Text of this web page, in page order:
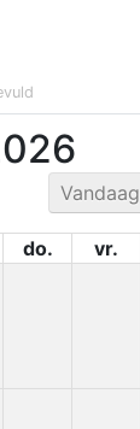
Vandaag
do. vr.